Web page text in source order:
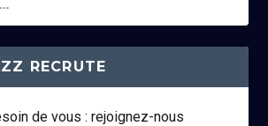
RECRUTE
de vous : rejoignez-nous